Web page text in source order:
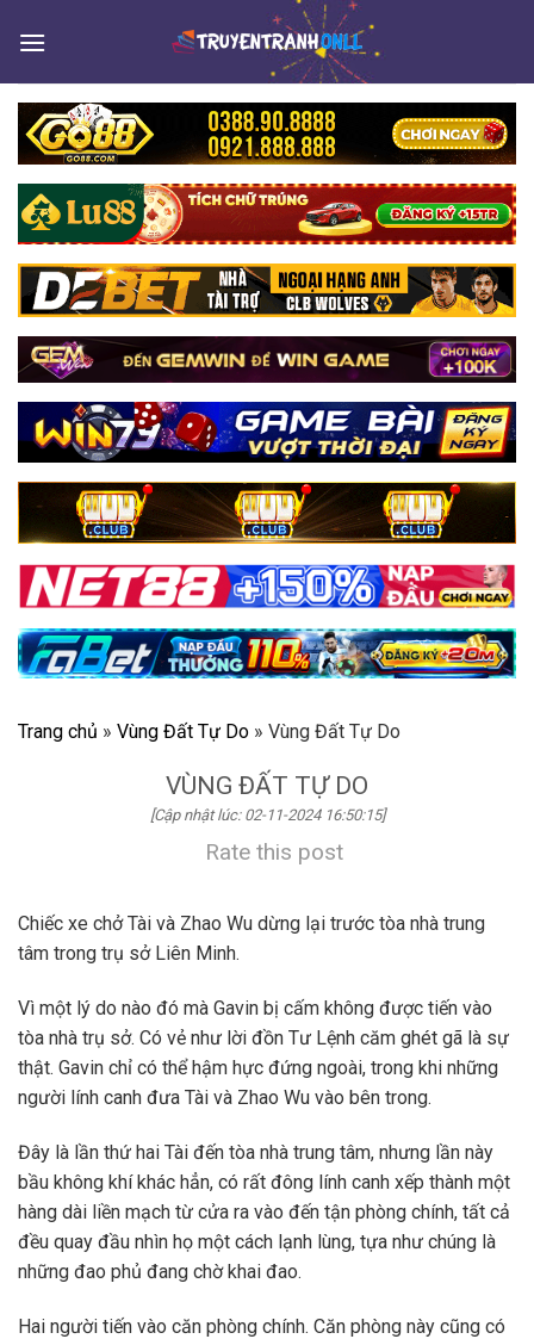
Trang chủ » Vùng Đất Tự Do » Vùng Đất Tự Do
VÙNG ĐẤT TỰ DO
[Cập nhật lúc: 02-11-2024 16:50:15]
Rate this post
Chiếc xe chở Tài và Zhao Wu dừng lại trước tòa nhà trung
tâm trong trụ sở Liên Minh.
Vì một lý do nào đó mà Gavin bị cấm không được tiến vào
tòa nhà trụ sở. Có vẻ như lời đồn Tư Lệnh căm ghét gã là sự
thật. Gavin chỉ có thể hậm hực đứng ngoài, trong khi những
người lính canh đưa Tài và Zhao Wu vào bên trong.
Đây là lần thứ hai Tài đến tòa nhà trung tâm, nhưng lần này
bầu không khí khác hẳn, có rất đông lính canh xếp thành một
hàng dài liền mạch từ cửa ra vào đến tận phòng chính, tất cả
đều quay đầu nhìn họ một cách lạnh lùng, tựa như chúng là
những đao phủ đang chờ khai đao.
Hai người tiến vào căn phòng chính. Căn phòng này cũng có